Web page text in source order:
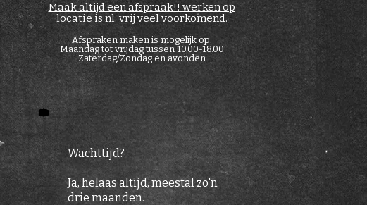
Maak altijd een afspraak!! werken op
locatie is nl. vrij veel voorkomend.
Afspraken maken is mogelijk op:
Maandag tot vrijdag tussen 10.00-18.00
Zaterdag/Zondag en avonden
Wachttijd?
Ja, helaas altijd, meestal zo'n
drie maanden.